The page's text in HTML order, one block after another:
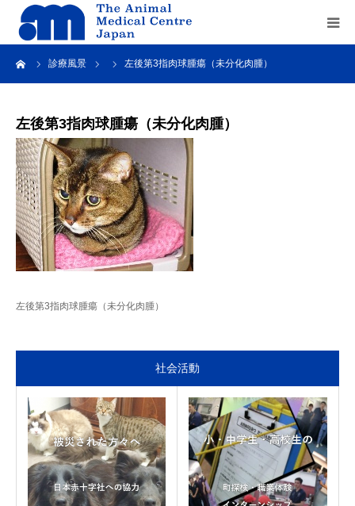
診療風景 左後第3指肉球腫瘍（未分化肉腫）
左後第3指肉球腫瘍（未分化肉腫）
左後第3指肉球腫瘍（未分化肉腫）
社会活動
Home
service
recruit
contact us